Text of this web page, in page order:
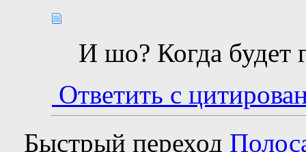
И шо? Когда будет
Ответить с
Быстрый переход